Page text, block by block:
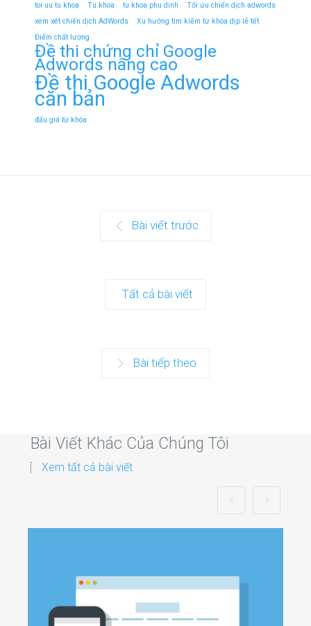
toi uu tu khoa Tu khoa tu khoa phu dinh
Tối ưu chiến dịch adwords
xem xét chiến dịch AdWords
Xu hướng tìm kiếm từ khóa dịp lễ tết
Điểm chất lượng
Đề thi chứng chỉ Google
Adwords nâng cao
Đề thi Google Adwords
căn bản
đấu giá từ khóa
Bài viết trước
Tất cả bài viết
Bài tiếp theo
Bài Viết Khác Của Chúng Tôi
Xem tất cả bài viết